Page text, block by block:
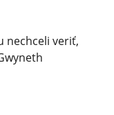
nechceli veriť,